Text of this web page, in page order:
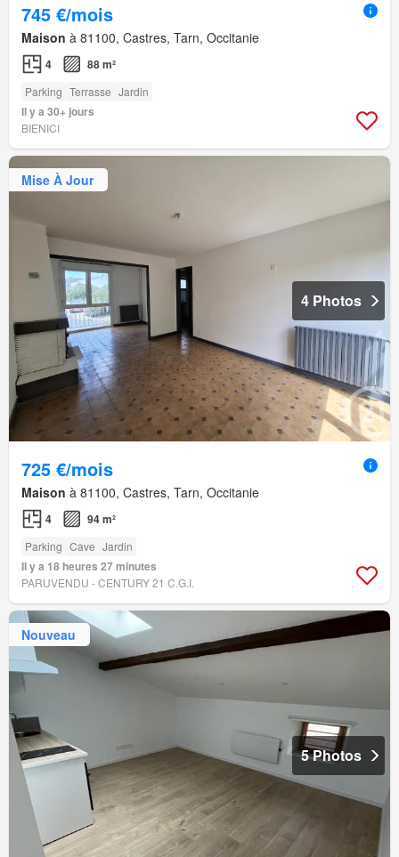
745 €/mois
Maison à 81100, Castres, Tarn, Occitanie
4 88 m²
Parking Terrasse Jardin
Il y a 30+ jours
BIENICI
Mise À Jour
4 Photos
725 €/mois
Maison à 81100, Castres, Tarn, Occitanie
4 94 m²
Parking Cave Jardin
Il y a 18 heures 27 minutes
PARUVENDU - CENTURY 21 C.G.I.
Nouveau
5 Photos